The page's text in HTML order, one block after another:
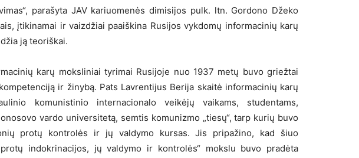
parašyta JAV kariuomenės dimisijos pulk. ltn. Gordono Džeko
įtikinamai ir vaizdžiai paaiškina Rusijos vykdomų informacinių karų
ją teoriškai.
karų moksliniai tyrimai Rusijoje nuo 1937 metų buvo griežtai
ir žinybą. Pats Lavrentijus Berija skaitė informacinių karų
komunistinio internacionalo veikėjų vaikams, studentams,
vardo universitetą, semtis komunizmo „tiesų“, tarp kurių buvo
protų kontrolės ir jų valdymo kursas. Jis pripažino, kad šiuo
indokrinacijos, jų valdymo ir kontrolės“ mokslu buvo pradėta